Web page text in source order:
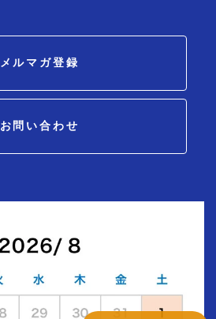
メルマガ登録
お問い合わせ